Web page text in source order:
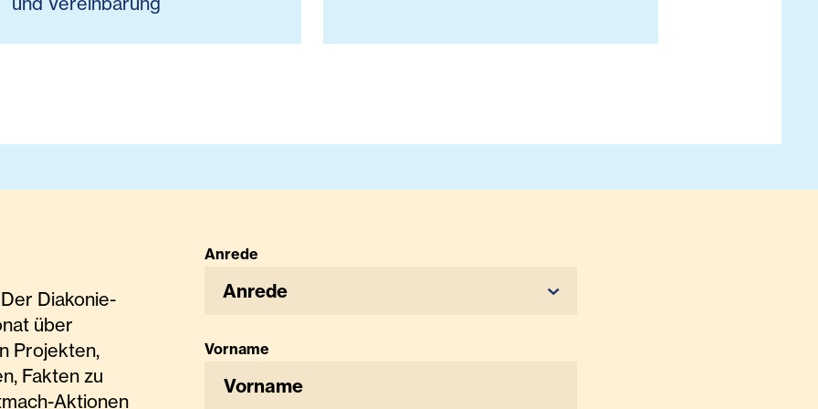
Diakonie-
über
Projekten,
Fakten zu
Aktionen
Anrede
Anrede
Vorname